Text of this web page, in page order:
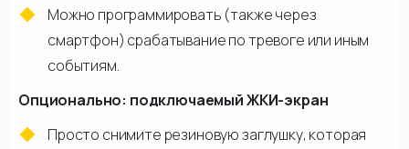
Можно программировать (также через
смартфон) срабатывание по тревоге или иным
событиям.
Опционально: подключаемый ЖКИ-экран
Просто снимите резиновую заглушку, которая